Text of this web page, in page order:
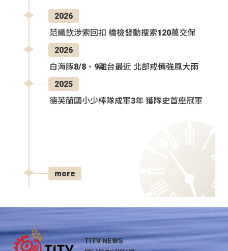
2026
范織欽涉索回扣 橋檢發動搜索120萬交保
2026
白海豚8/8、9離台最近 北部戒備強風大雨
2025
德芙蘭國小少棒隊成軍3年 獲隊史首座冠軍
more
TITV NEWS